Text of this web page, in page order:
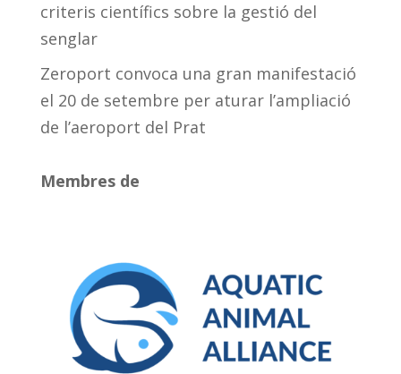
criteris científics sobre la gestió del
senglar
Zeroport convoca una gran manifestació
el 20 de setembre per aturar l’ampliació
de l’aeroport del Prat
Membres de